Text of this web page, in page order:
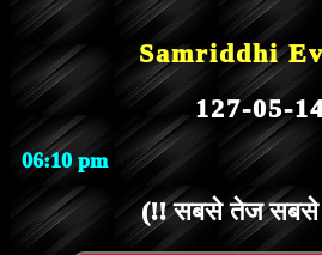
Samriddhi
127-05-
06:10 pm
(!! सबसे तेज सबसे